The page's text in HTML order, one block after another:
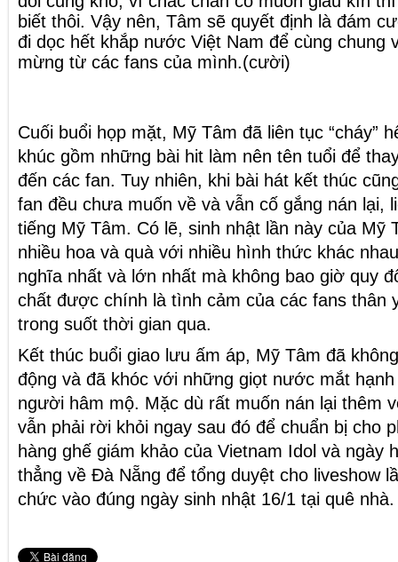
biết thôi. Vậy nên, Tâm sẽ quyết định là đám
đi dọc hết khắp nước Việt Nam để cùng chung
mừng từ các fans của mình.(cười)
Cuối buổi họp mặt, Mỹ Tâm đã liên tục “cháy”
khúc gồm những bài hit làm nên tên tuổi để
đến các fan. Tuy nhiên, khi bài hát kết thúc
fan đều chưa muốn về và vẫn cố gắng nán lại,
tiếng Mỹ Tâm. Có lẽ, sinh nhật lần này của Mỹ
nhiều hoa và quà với nhiều hình thức khác
nghĩa nhất và lớn nhất mà không bao giờ quy
chất được chính là tình cảm của các fans thân
trong suốt thời gian qua.
Kết thúc buổi giao lưu ấm áp, Mỹ Tâm đã
động và đã khóc với những giọt nước mắt
người hâm mộ. Mặc dù rất muốn nán lại thêm
vẫn phải rời khỏi ngay sau đó để chuẩn bị cho
hàng ghế giám khảo của Vietnam Idol và ngày
thẳng về Đà Nẵng để tổng duyệt cho liveshow
chức vào đúng ngày sinh nhật 16/1 tại quê nhà.